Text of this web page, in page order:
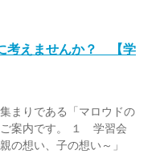
考えませんか？ 【学
まりである「マロウドの
案内です。 １ 学習会
の想い、子の想い～」